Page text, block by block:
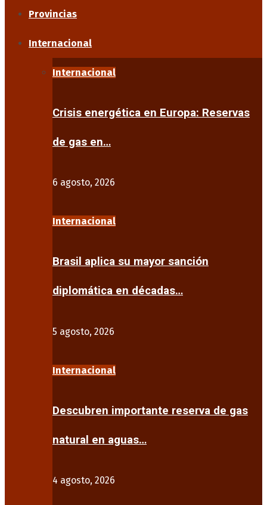
Provincias
Internacional
Internacional
Crisis energética en Europa: Reservas
de gas en…
6 agosto, 2026
Internacional
Brasil aplica su mayor sanción
diplomática en décadas…
5 agosto, 2026
Internacional
Descubren importante reserva de gas
natural en aguas…
4 agosto, 2026